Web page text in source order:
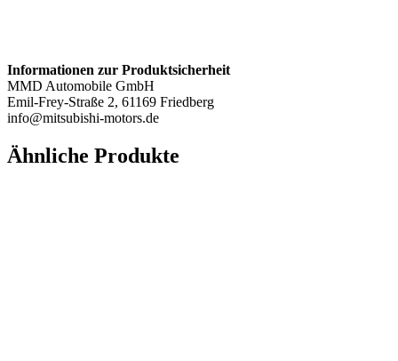
Informationen zur Produktsicherheit
MMD Automobile GmbH
Emil-Frey-Straße 2, 61169 Friedberg
info@mitsubishi-motors.de
Ähnliche Produkte